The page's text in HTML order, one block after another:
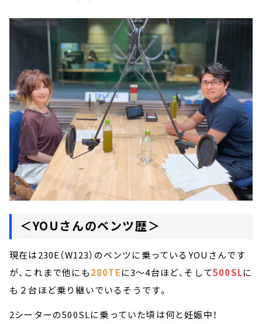
＜YOUさんのベンツ歴＞
現在は230E（W123）のベンツに乗っているYOUさんです
が、これまで他にも280TEに3～4台ほど、そして500SLに
も２台ほど乗り継いでいるそうです。
2シーターの500SLに乗っていた頃は何と妊娠中！